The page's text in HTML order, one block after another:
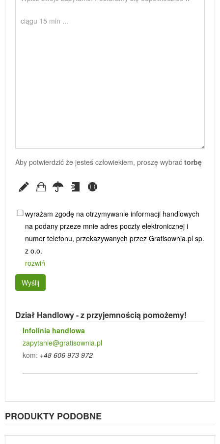
Aby potwierdzić że jesteś człowiekiem, proszę wybrać torbę
wyrażam zgodę na otrzymywanie informacji handlowych
na podany przeze mnie adres poczty elektronicznej i
numer telefonu, przekazywanych przez Gratisownia.pl sp.
z o.o.
rozwiń
Wyślij
Dział Handlowy - z przyjemnością pomożemy!
Infolinia handlowa
zapytanie@gratisownia.pl
kom: +48 606 973 972
PRODUKTY PODOBNE